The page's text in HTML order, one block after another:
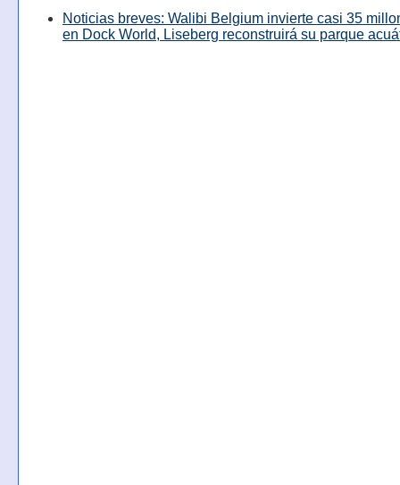
Noticias breves: Walibi Belgium invierte casi 35
en Dock World, Liseberg reconstruirá su parque